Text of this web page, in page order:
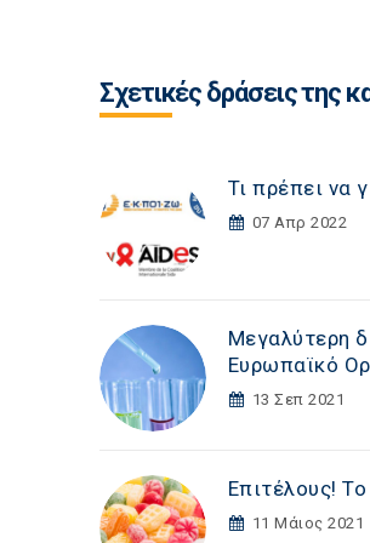
Σχετικές δράσεις της
Τι πρέπει να
07 Απρ 2022
Μεγαλύτερη
Ευρωπαϊκό
13 Σεπ 2021
Επιτέλους!
11 Μάιος 2021